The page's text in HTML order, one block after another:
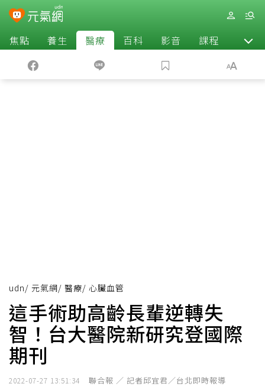
焦點 養生 醫療 百科 影音 課程 退休
udn/ 元氣網/ 醫療/ 心臟血管
這手術助高齡長輩逆轉失
智！台大醫院新研究登國際
期刊
2022-07-27 13:51:34 聯合報 ／ 記者邱宜君／台北即時報導